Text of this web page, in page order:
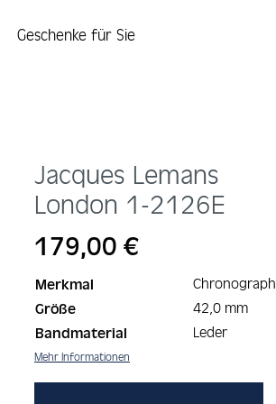
Geschenke für Sie
Jacques Lemans
London 1-2126E
Regulärer Preis:
179,00 €
Merkmal Chronograph
Größe 42,0 mm
Bandmaterial Leder
Mehr Informationen